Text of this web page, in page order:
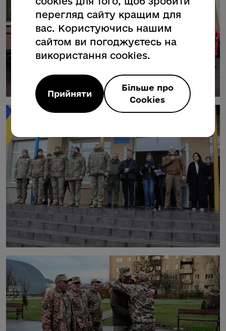
перегляд сайту кращим для
вас. Користуючись нашим
сайтом ви погоджуєтесь на
використання cookies.
Прийняти
Більше про
Cookies